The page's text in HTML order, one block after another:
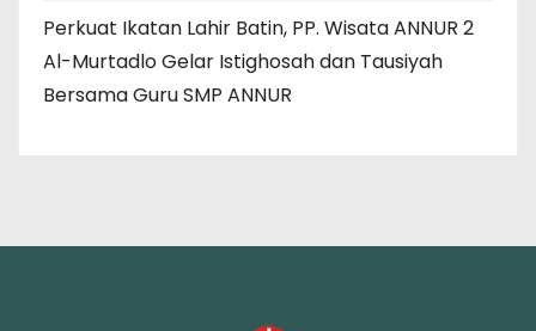
Perkuat Ikatan Lahir Batin, PP. Wisata ANNUR 2
Al-Murtadlo Gelar Istighosah dan Tausiyah
Bersama Guru SMP ANNUR